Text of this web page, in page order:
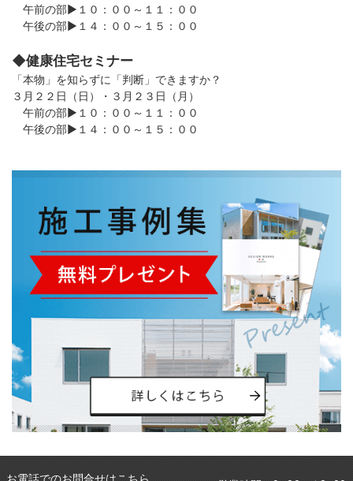
午前の部▶１０：００～１１：００
午後の部▶１４：００～１５：００
◆健康住宅セミナー
「本物」を知らずに「判断」できますか？
３月２２日（日）・３月２３日（月）
午前の部▶１０：００～１１：００
午後の部▶１４：００～１５：００
お電話でのお問合せはこちら